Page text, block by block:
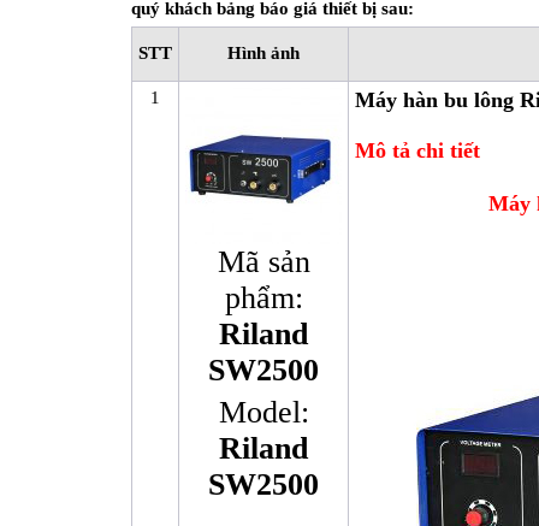
quý khách bảng báo giá thiết bị sau:
STT Hình ảnh
1
Mã sản
phẩm:
Riland
SW2500
Model:
Riland
SW2500
Máy hàn bu lông
Mô tả chi tiết
Máy